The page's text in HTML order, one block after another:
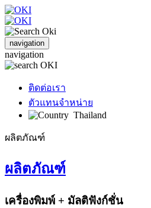
navigation
navigation
ติดต่อเรา
ตัวแทนจำหน่าย
Thailand
ผลิตภัณฑ์
ผลิตภัณฑ์
เครื่องพิมพ์ + มัลติฟังก์ชั่น